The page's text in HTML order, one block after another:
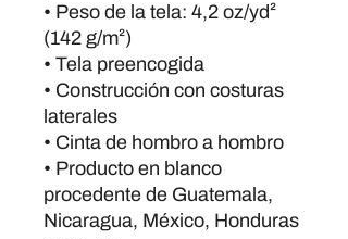
• Peso de la tela: 4,2 oz/yd²
(142 g/m²)
• Tela preencogida
• Construcción con costuras
laterales
• Cinta de hombro a hombro
• Producto en blanco
procedente de Guatemala,
Nicaragua, México, Honduras